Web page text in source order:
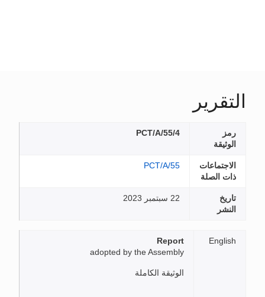
التقرير
رمز
الوثيقة
PCT/A/55/4
الاجتماعات
ذات الصلة
PCT/A/55
تاريخ
النشر
22 سبتمبر 2023
English
Report
adopted by the Assembly
الوثيقة الكاملة